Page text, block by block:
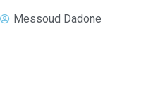
Messoud Dadone